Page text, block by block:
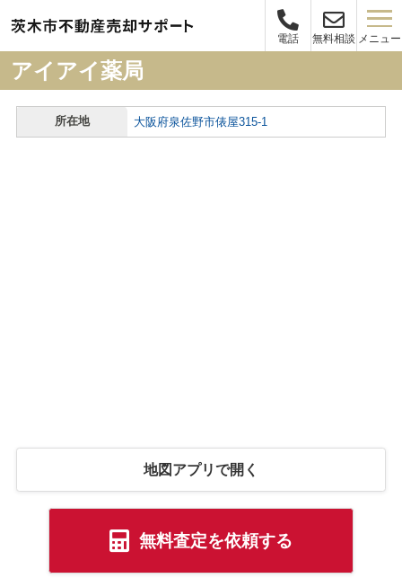
電話 無料相談 メニュー
アイアイ薬局
所在地 大阪府泉佐野市俵屋315-1
地図アプリで開く
無料査定を依頼する